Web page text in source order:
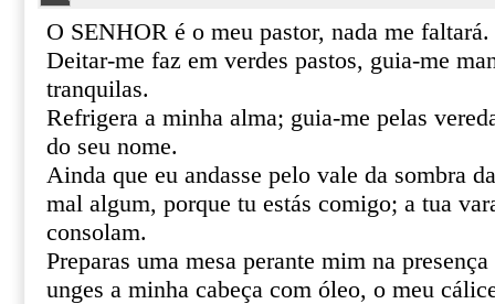
O SENHOR é o meu pastor, nada me faltará.
Deitar-me faz em verdes pastos, guia-me
tranquilas.
Refrigera a minha alma; guia-me pelas
do seu nome.
Ainda que eu andasse pelo vale da sombra
mal algum, porque tu estás comigo; a tua
consolam.
Preparas uma mesa perante mim na
unges a minha cabeça com óleo, o meu